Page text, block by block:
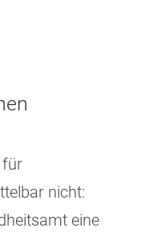
für
nicht:
eine